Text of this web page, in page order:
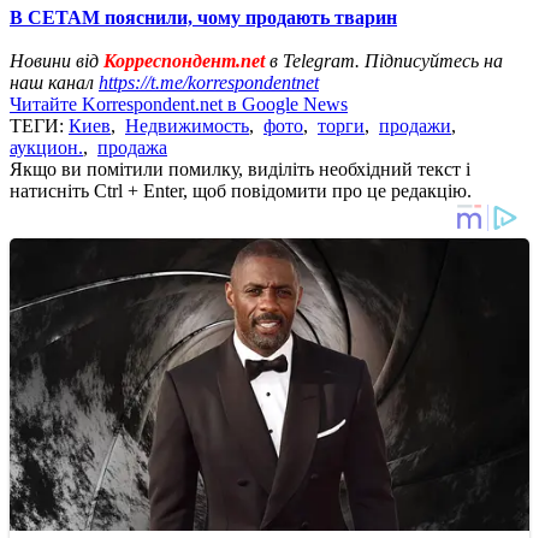
В СЕТАМ пояснили, чому продають тварин
Новини від Корреспондент.netв Telegram. Підписуйтесь на
наш канал https://t.me/korrespondentnet
Читайте Korrespondent.net в Google News
ТЕГИ: Киев, Недвижимость, фото, торги, продажи,
аукцион., продажа
Якщо ви помітили помилку, виділіть необхідний текст і
натисніть Ctrl + Enter, щоб повідомити про це редакцію.